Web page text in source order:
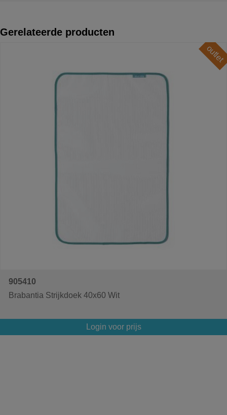
Gerelateerde producten
outlet
905410
Brabantia Strijkdoek 40x60 Wit
Login voor prijs